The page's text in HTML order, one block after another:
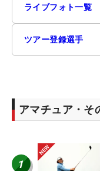
ライブフォト一覧
ツアー登録選手
アマチュア・そ
1